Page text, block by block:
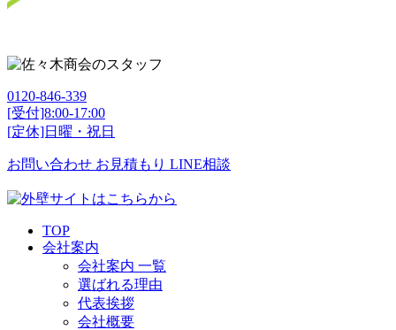
0120-846-339
[受付]8:00-17:00
[定休]日曜・祝日
お問い合わせ お見積もり LINE相談
TOP
会社案内
会社案内 一覧
選ばれる理由
代表挨拶
会社概要